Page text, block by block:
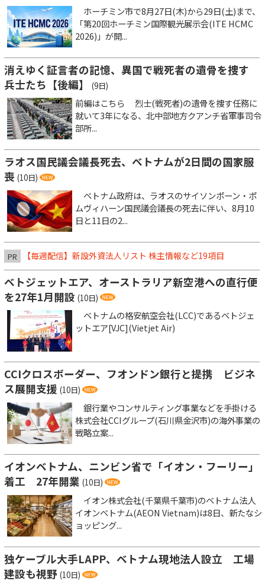
ホーチミン市で8月27日(木)から29日(土)まで、
「第20回ホーチミン国際観光展示会(ITE HCMC
2026)」が開...
消えゆく証言者の記憶、異国で戦死者の遺骨を捜す
兵士たち【後編】
(9日)
前編はこちら 烈士(戦死者)の遺骨を捜す任務に
就いて3年になる、北中部地方クアンチ省軍事司令
部所...
ラオス国民議会議長死去、ベトナムが2日間の国家服
喪 (10日)
ベトナム政府は、ラオスのサイソンポーン・ポ
ムヴィハーン国民議会議長の死去に伴い、8月10
日と11日の2...
PR 【毎週配信】新設外資法人リスト 株主情報など19項目
ベトジェットエア、オーストラリア新空港への直行便
を27年1月開設 (10日)
ベトナムの格安航空会社(LCC)であるベトジェ
ットエア[VJC](Vietjet Air)
CCIクロスボーダー、フオンドン銀行と提携 ビジネ
ス展開支援 (10日)
銀行業やコンサルティング事業などを手掛ける
株式会社CCIグループ(石川県金沢市)の海外事業の
戦略立案...
イオンベトナム、ニンビン省で「イオン・フーリー」
着工 27年開業 (10日)
イオン株式会社(千葉県千葉市)のベトナム法人
イオンベトナム(AEON Vietnam)は8日、新たなシ
ョッピング...
独ケーブル大手LAPP、ベトナム現地法人設立 工場
建設も視野 (10日)